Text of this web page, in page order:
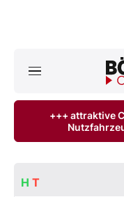
Anlageprodukte
+++ attraktive
H T